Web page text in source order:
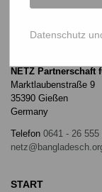
NETZ
Marktlaubenstraße 9
35390 Gießen
Germany
Telefon 0641 - 26 555
START
Datenschutz